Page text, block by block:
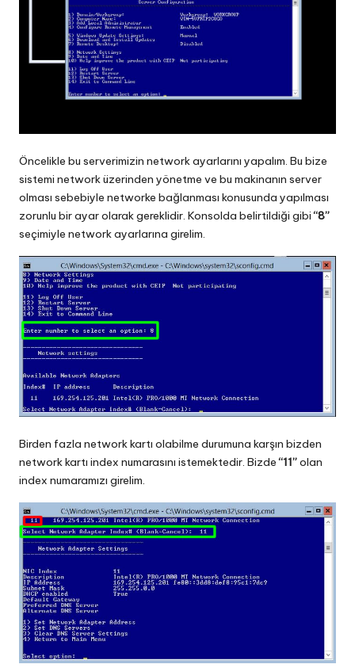
Öncelikle bu serverimizin network ayarlarını yapalım. Bu bize
sistemi network üzerinden yönetme ve bu makinanın server
olması sebebiyle networke bağlanması konusunda yapılması
zorunlu bir ayar olarak gereklidir. Konsolda belirtildiği gibi“8”
seçimiyle network ayarlarına girelim.
Birden fazla network kartı olabilme durumuna karşın bizden
network kartı index numarasını istemektedir. Bizde“11”olan
index numaramızı girelim.